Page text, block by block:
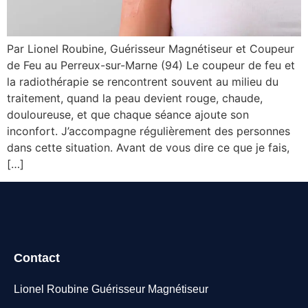
Par Lionel Roubine, Guérisseur Magnétiseur et Coupeur
de Feu au Perreux-sur-Marne (94) Le coupeur de feu et
la radiothérapie se rencontrent souvent au milieu du
traitement, quand la peau devient rouge, chaude,
douloureuse, et que chaque séance ajoute son
inconfort. J’accompagne régulièrement des personnes
dans cette situation. Avant de vous dire ce que je fais,
[…]
Contact
Lionel Roubine Guérisseur Magnétiseur